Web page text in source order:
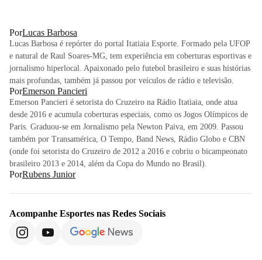
PorLucas Barbosa
Lucas Barbosa é repórter do portal Itatiaia Esporte. Formado pela UFOP
e natural de Raul Soares-MG, tem experiência em coberturas esportivas e
jornalismo hiperlocal. Apaixonado pelo futebol brasileiro e suas histórias
mais profundas, também já passou por veículos de rádio e televisão.
PorEmerson Pancieri
Emerson Pancieri é setorista do Cruzeiro na Rádio Itatiaia, onde atua
desde 2016 e acumula coberturas especiais, como os Jogos Olímpicos de
Paris. Graduou-se em Jornalismo pela Newton Paiva, em 2009. Passou
também por Transamérica, O Tempo, Band News, Rádio Globo e CBN
(onde foi setorista do Cruzeiro de 2012 a 2016 e cobriu o bicampeonato
brasileiro 2013 e 2014, além da Copa do Mundo no Brasil).
PorRubens Junior
Acompanhe Esportes nas Redes Sociais